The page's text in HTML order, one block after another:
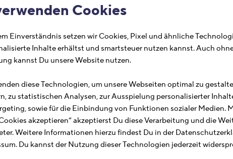
Cookies
Einverständnis setzen wir Cookies, Pixel und ähnliche
Inhalte erhältst und smartsteuer nutzen kannst. Auch
kannst Du unsere Website nutzen.
diese Technologien, um unsere Webseiten optimal zu
zu statistischen Analysen, zur Ausspielung personalisierter
sowie für die Einbindung von Funktionen sozialer Medien.
akzeptieren“ akzeptierst Du diese Verarbeitung und die
Weitere Informationen hierzu findest Du in der
Du kannst der Nutzung dieser Technologien jederzeit